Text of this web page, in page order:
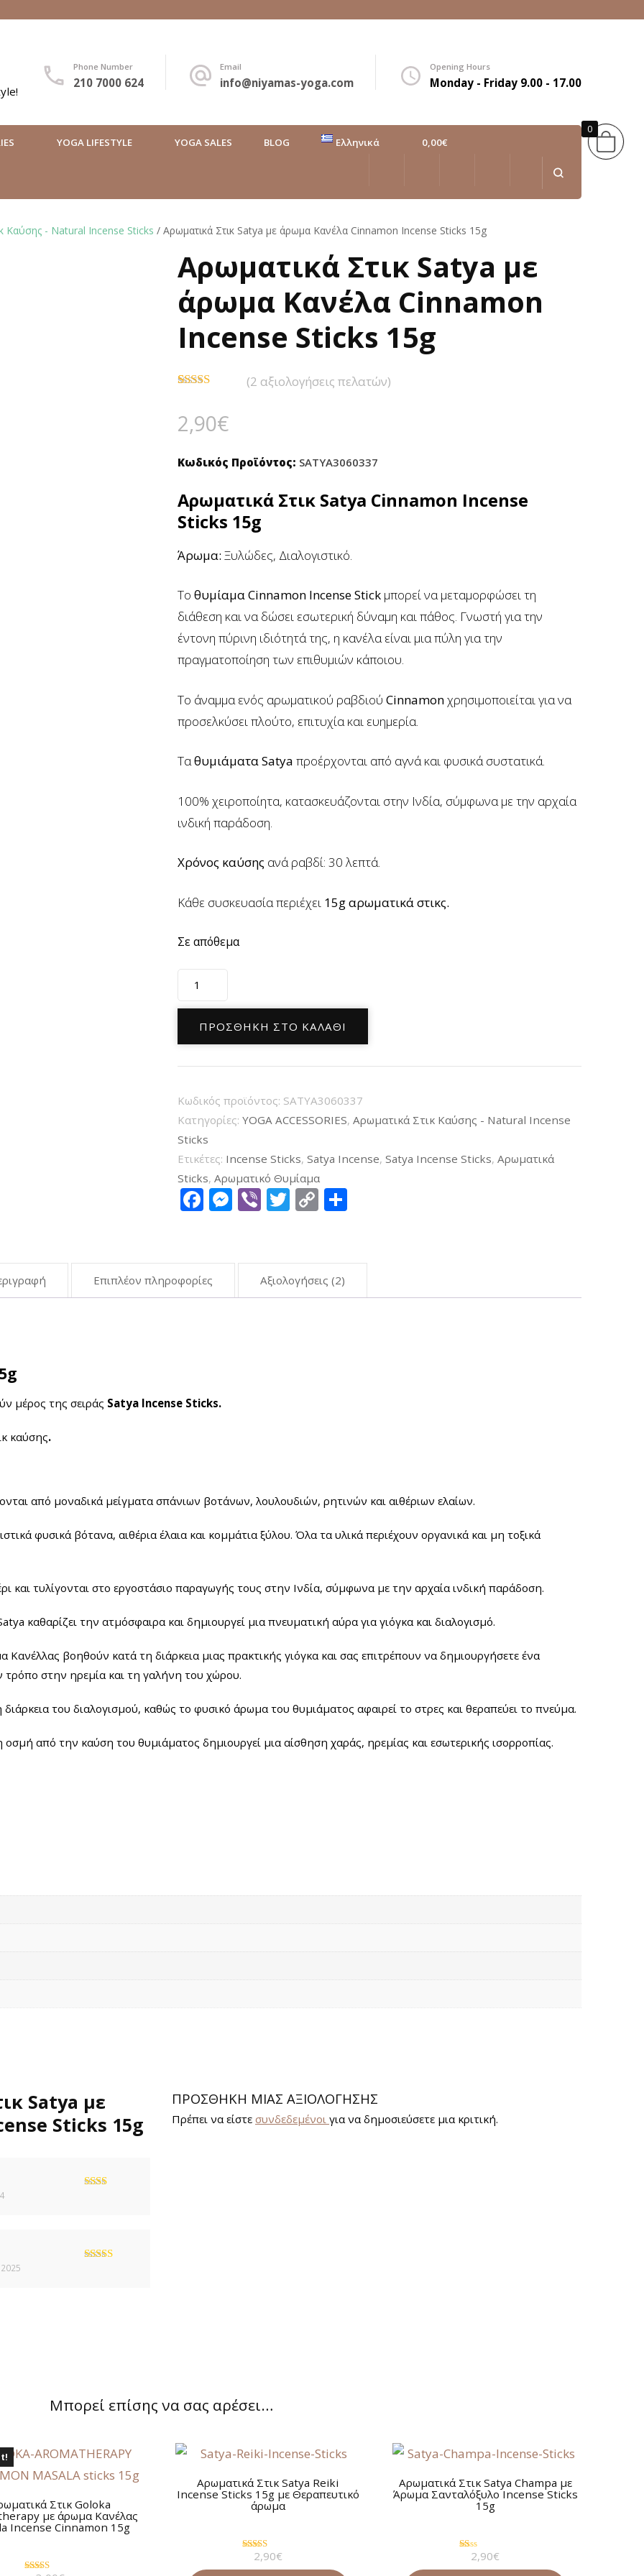
Phone Number
210 7000 624
Email
info@niyamas-yoga.com
Opening Hours
Monday - Friday 9.00 - 17.00
YOGA LIFESTYLE YOGA SALES BLOG Ελληνικά 0,00€
Καύσης - Natural Incense Sticks / Αρωματικά Στικ Satya με άρωμα Κανέλα Cinnamon Incense Sticks 15g
Αρωματικά Στικ Satya με
άρωμα Κανέλα Cinnamon
Incense Sticks 15g
από 5 με
βάση
πελάτη
(2 αξιολογήσεις πελατών)
2,90€
Κωδικός Προϊόντος: SATYA3060337
Αρωματικά Στικ Satya Cinnamon Incense
Sticks 15g
Άρωμα:Ξυλώδες, Διαλογιστικό.
Τοθυμίαμα Cinnamon Incense Stick μπορεί να μεταμορφώσει τη
διάθεση και να δώσει εσωτερική δύναμη και πάθος. Γνωστή για την
έντονη πύρινη ιδιότητά της, η κανέλα είναι μια πύλη για την
πραγματοποίηση των επιθυμιών κάποιου.
Το άναμμα ενός αρωματικού ραβδιού Cinnamonχρησιμοποιείται για να
προσελκύσει πλούτο, επιτυχία και ευημερία.
Ταθυμιάματα Satyaπροέρχονται από αγνά και φυσικά συστατικά.
100% χειροποίητα, κατασκευάζονται στην Ινδία, σύμφωνα με την αρχαία
ινδική παράδοση.
Χρόνος καύσης ανά ραβδί: 30 λεπτά.
Κάθε συσκευασία περιέχει 15g αρωματικά στικς.
Σε απόθεμα
Αρωματικά
Στικ
Satya
με
άρωμα
Cinnamon
Incense
Sticks
15g
ποσότητα
ΠΡΟΣΘΉΚΗ ΣΤΟ ΚΑΛΆΘΙ
Κωδικός προϊόντος: SATYA3060337
Κατηγορίες:YOGA ACCESSORIES,Αρωματικά Στικ Καύσης - Natural Incense
Sticks
Ετικέτες: Incense Sticks,Satya Incense,Satya Incense Sticks,Αρωματικά
Sticks,Αρωματικό Θυμίαμα
Facebook
Messenger
ViberTwitter
Copy
Επιπλέον πληροφορίες Αξιολογήσεις (2)
μέρος της σειράς Satya Incense Sticks.
καύσης.
από μοναδικά μείγματα σπάνιων βοτάνων, λουλουδιών, ρητινών και αιθέριων ελαίων.
φυσικά βότανα, αιθέρια έλαια και κομμάτια ξύλου. Όλα τα υλικά περιέχουν οργανικά και μη τοξικά
και τυλίγονται στο εργοστάσιο παραγωγής τους στην Ινδία, σύμφωνα με την αρχαία ινδική παράδοση.
καθαρίζει την ατμόσφαιρα και δημιουργεί μια πνευματική αύρα για γιόγκα και διαλογισμό.
Κανέλλας βοηθούν κατά τη διάρκεια μιας πρακτικής γιόγκα και σας επιτρέπουν να δημιουργήσετε ένα
στην ηρεμία και τη γαλήνη του χώρου.
του διαλογισμού, καθώς το φυσικό άρωμα του θυμιάματος αφαιρεί το στρες και θεραπεύει το πνεύμα.
από την καύση του θυμιάματος δημιουργεί μια αίσθηση χαράς, ηρεμίας και εσωτερικής ισορροπίας.
Satya με
Sticks 15g
ΠΡΟΣΘΉΚΗ ΜΊΑΣ ΑΞΙΟΛΌΓΗΣΗΣ
Πρέπει να είστε συνδεδεμένοι για να δημοσιεύσετε μια κριτική.
Μπορεί επίσης να σας αρέσει…
Στικ Goloka
με άρωμα Κανέλας
Incense Cinnamon 15g
Αρωματικά Στικ Satya Reiki
Incense Sticks 15g με Θεραπευτικό
άρωμα
Βαθμολογήθηκε
2,90€
Αρωματικά Στικ Satya Champa με
Άρωμα Σανταλόξυλο Incense Sticks
15g
Βαθμολογήθηκε
2,90€
0